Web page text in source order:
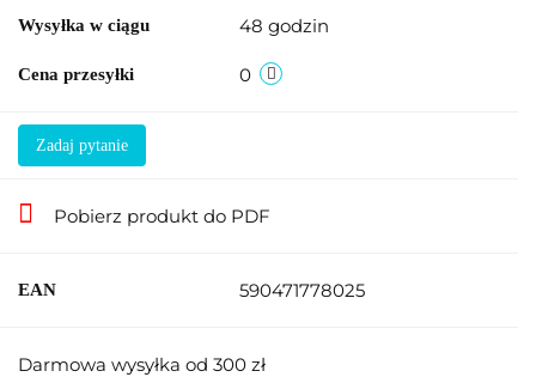
Wysyłka w ciągu 48 godzin
Cena przesyłki 0
Zadaj pytanie
Pobierz produkt do PDF
EAN 590471778025
Darmowa wysyłka od 300 zł